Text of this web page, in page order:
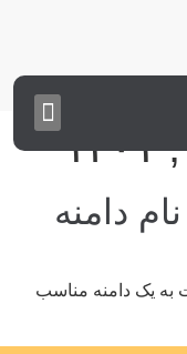
دامنه
به یک دامنه مناسب